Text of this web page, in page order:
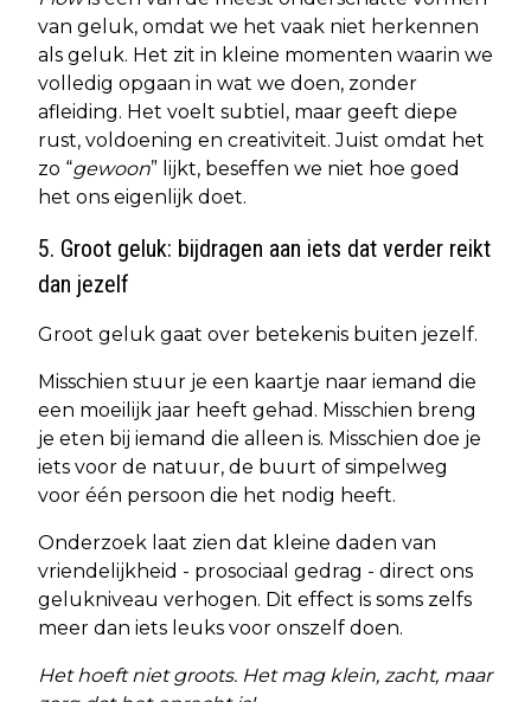
van geluk, omdat we het vaak niet herkennen
als geluk. Het zit in kleine momenten waarin we
volledig opgaan in wat we doen, zonder
afleiding. Het voelt subtiel, maar geeft diepe
rust, voldoening en creativiteit. Juist omdat het
zo “gewoon” lijkt, beseffen we niet hoe goed
het ons eigenlijk doet.
5. Groot geluk: bijdragen aan iets dat verder reikt
dan jezelf
Groot geluk gaat over betekenis buiten jezelf.
Misschien stuur je een kaartje naar iemand die
een moeilijk jaar heeft gehad. Misschien breng
je eten bij iemand die alleen is. Misschien doe je
iets voor de natuur, de buurt of simpelweg
voor één persoon die het nodig heeft.
Onderzoek laat zien dat kleine daden van
vriendelijkheid - prosociaal gedrag - direct ons
gelukniveau verhogen. Dit effect is soms zelfs
meer dan iets leuks voor onszelf doen.
Het hoeft niet groots. Het mag klein, zacht, maar